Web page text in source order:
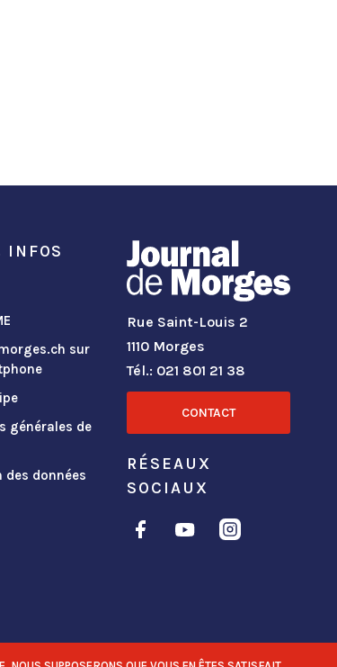
sur
générales de
des données
Rue Saint-Louis 2
1110 Morges
Tél.: 021 801 21 38
CONTACT
RÉSEAUX
SOCIAUX